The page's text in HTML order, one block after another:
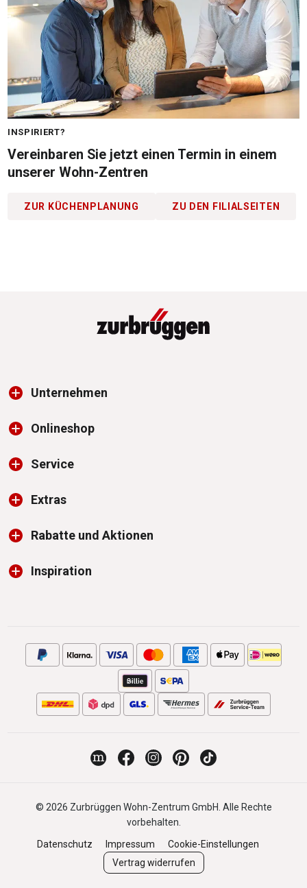
INSPIRIERT?
Vereinbaren Sie jetzt einen Termin in einem
unserer Wohn-Zentren
ZUR KÜCHENPLANUNG ZU DEN FILIALSEITEN
Unternehmen
Onlineshop
Service
Extras
Rabatte und Aktionen
Inspiration
© 2026 Zurbrüggen Wohn-Zentrum GmbH. Alle Rechte
vorbehalten.
Datenschutz
Impressum
Cookie-Einstellungen
Vertrag widerrufen